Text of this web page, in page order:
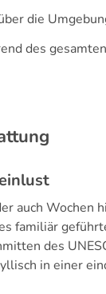
die
des
auch
familiär
des
in einer